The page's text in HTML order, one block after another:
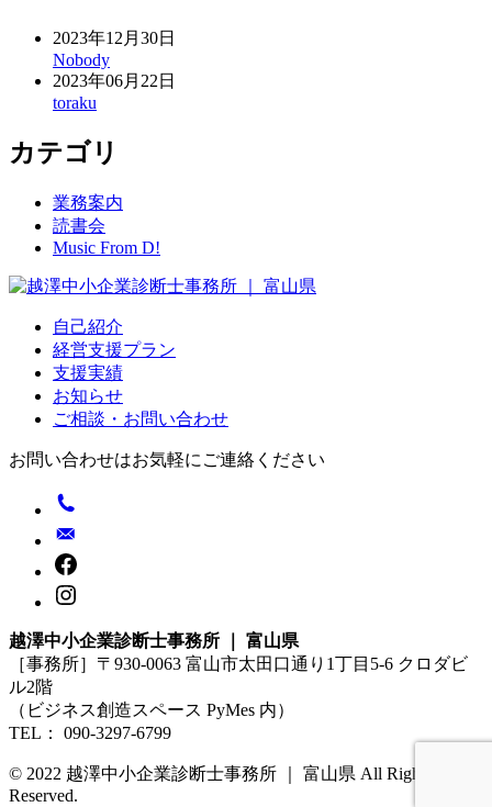
2023年12月30日
Nobody
2023年06月22日
toraku
カテゴリ
業務案内
読書会
Music From D!
自己紹介
経営支援プラン
支援実績
お知らせ
ご相談・お問い合わせ
お問い合わせはお気軽にご連絡ください
越澤中小企業診断士事務所 ｜ 富山県
［事務所］〒930-0063 富山市太田口通り1丁目5-6 クロダビ
ル2階
（ビジネス創造スペース PyMes 内）
TEL： 090-3297-6799
© 2022 越澤中小企業診断士事務所 ｜ 富山県 All Rights
Reserved.